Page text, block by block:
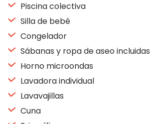
Piscina colectiva
Silla de bebé
Congelador
Sábanas y ropa de aseo incluidas
Horno microondas
Lavadora individual
Lavavajillas
Cuna